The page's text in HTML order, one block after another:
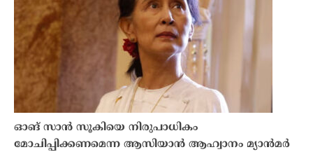
ഓങ് സാൻ സൂകിയെ നിരുപാധികം
മോചിപ്പിക്കണമെന്ന ആസിയാൻ ആഹ്വാനം മ്യാൻമർ